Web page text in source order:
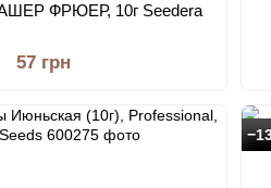
ФРЮЕР, 10г Seedera
57 грн